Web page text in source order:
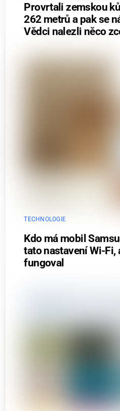
Provrtali zemskou
262 metrů a pak se
Vědci nalezli něco
TECHNOLOGIE
Kdo má mobil
tato nastavení Wi-Fi,
fungoval